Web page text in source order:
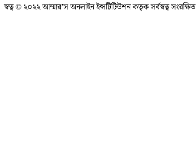
স্বত্ব © ২০২২ আম্মার’স অনলাইন ইন্সটিটিউশন কতৃক সর্বস্বত্ব সংরক্ষিত